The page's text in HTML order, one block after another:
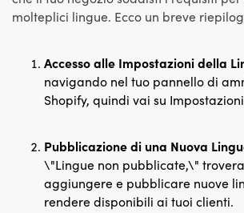
molteplici lingue. Ecco un breve
Accesso alle Impostazioni della
navigando nel tuo pannello di
Shopify, quindi vai su
Pubblicazione di una Nuova
\"Lingue non pubblicate,\"
aggiungere e pubblicare nuove
rendere disponibili ai tuoi clienti.